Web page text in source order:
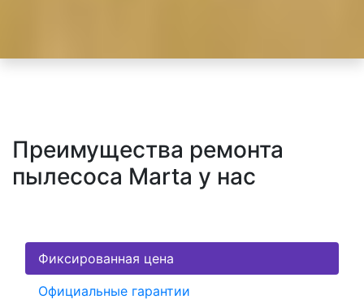
Преимущества ремонта
пылесоса Marta у нас
Фиксированная цена
Официальные гарантии